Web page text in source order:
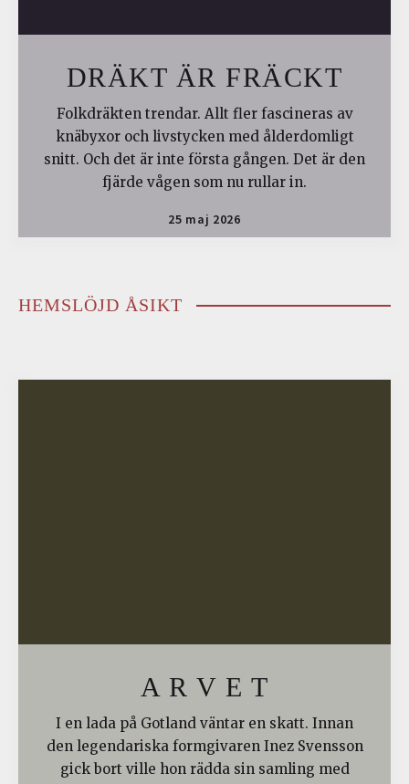
DRÄKT ÄR FRÄCKT
Folkdräkten trendar. Allt fler fascineras av
knäbyxor och livstycken med ålderdomligt
snitt. Och det är inte första gången. Det är den
fjärde vågen som nu rullar in.
25 maj 2026
HEMSLÖJD ÅSIKT
A R V E T
I en lada på Gotland väntar en skatt. Innan
den legendariska formgivaren Inez Svensson
gick bort ville hon rädda sin samling med